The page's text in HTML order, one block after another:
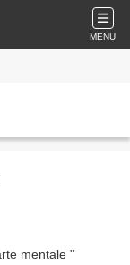
MENU